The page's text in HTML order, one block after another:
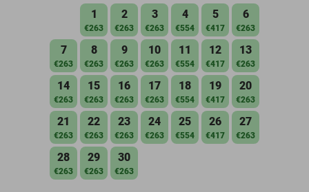
1
€263
2
€263
3
€263
4
€554
5
€417
6
€263
7
€263
8
€263
9
€263
10
€263
11
€554
12
€417
13
€263
14
€263
15
€263
16
€263
17
€263
18
€554
19
€417
20
€263
21
€263
22
€263
23
€263
24
€263
25
€554
26
€417
27
€263
28
€263
29
€263
30
€263